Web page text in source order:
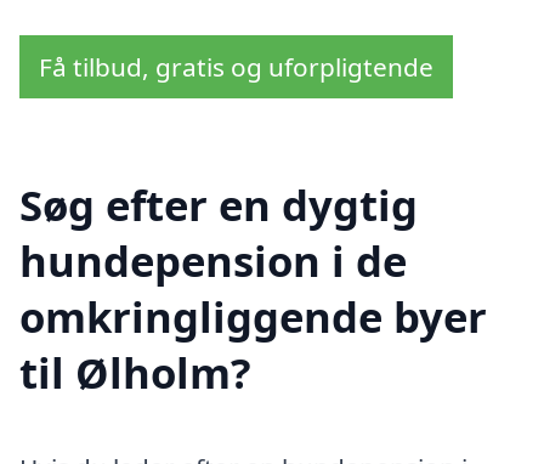
Få tilbud, gratis og uforpligtende
Søg efter en dygtig
hundepension i de
omkringliggende byer
til Ølholm?